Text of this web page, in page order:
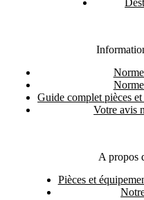
Guide complet pièces
Votre avis
A propos
Pièces et